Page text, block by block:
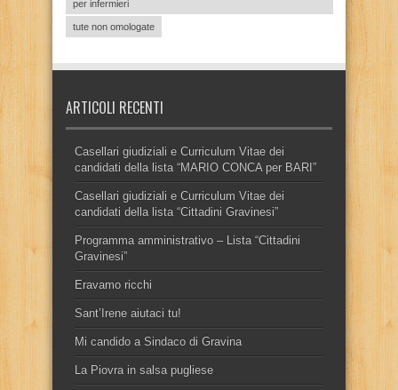
per infermieri
tute non omologate
ARTICOLI RECENTI
Casellari giudiziali e Curriculum Vitae dei
candidati della lista “MARIO CONCA per BARI”
Casellari giudiziali e Curriculum Vitae dei
candidati della lista “Cittadini Gravinesi”
Programma amministrativo – Lista “Cittadini
Gravinesi”
Eravamo ricchi
Sant’Irene aiutaci tu!
Mi candido a Sindaco di Gravina
La Piovra in salsa pugliese